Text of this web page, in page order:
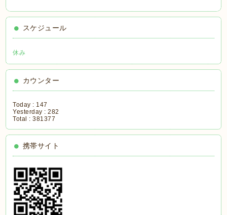
スケジュール
休み
カウンター
Today : 147
Yesterday :282
Total :381377
携帯サイト